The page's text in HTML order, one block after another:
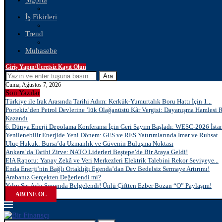
İş Fikirleri
Trend
Muhasebe
Giriş Yapın/Ücretsiz Kayıt Olun
Ara
Cuma, Ağustos 7, 2026
Son Yazılar
Türkiye ile Irak Arasında Tarihi Adım: Kerkük-Yumurtalık Boru Hattı İçin 1...
Portekiz’den Petrol Devlerine ’lük Olağanüstü Kâr Vergisi: Dayanışma Hamlesi
Kazandı
6. Dünya Enerji Depolama Konferansı İçin Geri Sayım Başladı: WESC-2026
Yenilenebilir Enerjide Yeni Dönem: GES ve RES Yatırımlarında İmar ve Ruhsat...
Uluç Hukuk: Bursa’da Uzmanlık ve Güvenin Buluşma Noktası
Ankara’da Tarihi Zirve: NATO Liderleri Beştepe’de Bir Araya Geldi!
EIA Raporu: Yapay Zekâ ve Veri Merkezleri Elektrik Talebini Rekor Seviyeye...
Enda Enerji’nin Bağlı Ortaklığı Egenda’dan Dev Bedelsiz Sermaye Artırımı!
Arabanız Gerçekten Değerlendi mi?
Yılın Set Aşkı Sonunda Belgelendi! Ünlü Çiftten Ezber Bozan “O” Paylaşım!
ABONE OL